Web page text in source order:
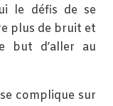
le défis de se
plus de bruit et
but d’aller au
complique sur